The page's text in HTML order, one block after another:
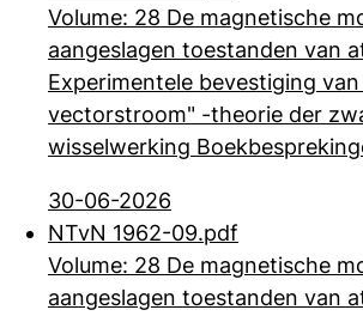
Volume: 28 De magnetische
aangeslagen toestanden van
Experimentele bevestiging
vectorstroom" -theorie der
wisselwerking
30-06-2026
NTvN 1962-09.pdf
Volume: 28 De magnetische
aangeslagen toestanden van